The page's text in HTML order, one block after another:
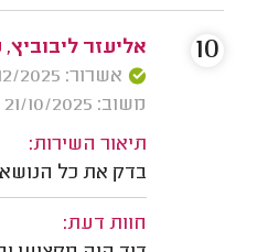
אליעזר
אשרור: 22/12/2025
משוב: 21/10/2025
תיאור השירות:
בדק את כל
חוות דעת:
10